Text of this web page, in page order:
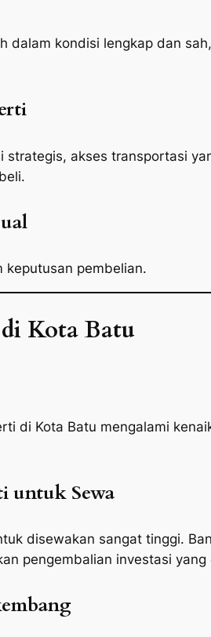
dalam kondisi lengkap dan
akses transportasi
keputusan pembelian.
Kota Batu
di Kota Batu mengalami
untuk Sewa
disewakan sangat tinggi.
pengembalian investasi yang